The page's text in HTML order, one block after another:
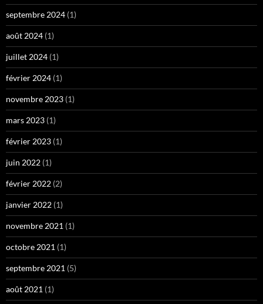
septembre 2024 (1)
août 2024 (1)
juillet 2024 (1)
février 2024 (1)
novembre 2023 (1)
mars 2023 (1)
février 2023 (1)
juin 2022 (1)
février 2022 (2)
janvier 2022 (1)
novembre 2021 (1)
octobre 2021 (1)
septembre 2021 (5)
août 2021 (1)